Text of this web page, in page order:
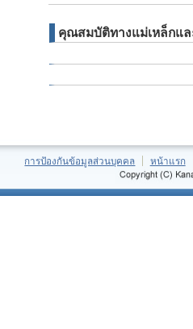
คุณสมบัติทางแม่เหล็กแล
การป้องกันข้อมูลส่วนบุคคล หน้าแรก